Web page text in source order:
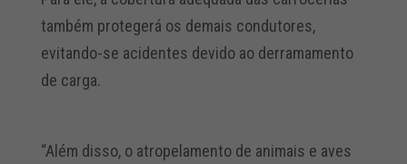
também protegerá os demais condutores,
evitando-se acidentes devido ao derramamento
de carga.
“Além disso, o atropelamento de animais e aves